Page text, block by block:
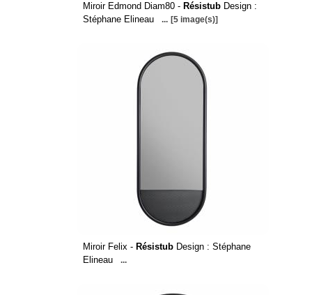
Miroir Edmond Diam80 - RésistubDesign :
Stéphane Elineau
... [5 image(s)]
Miroir Felix - RésistubDesign : Stéphane
Elineau
...